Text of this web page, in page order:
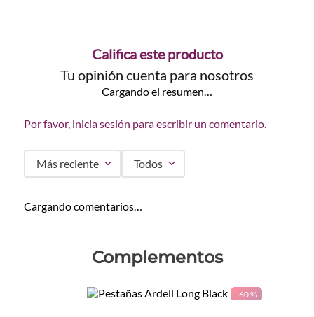
Califica este producto
Tu opinión cuenta para nosotros
Cargando el resumen…
Por favor, inicia sesión para escribir un comentario.
Más reciente Todos
Cargando comentarios…
Complementos
-60 %